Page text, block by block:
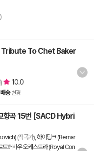
To Chet Baker
10.0
송 변경
향곡 15번 [SACD Hybri
(작곡가), 하이팅크 (Bernar
트허바우 오케스트라 (Royal Con